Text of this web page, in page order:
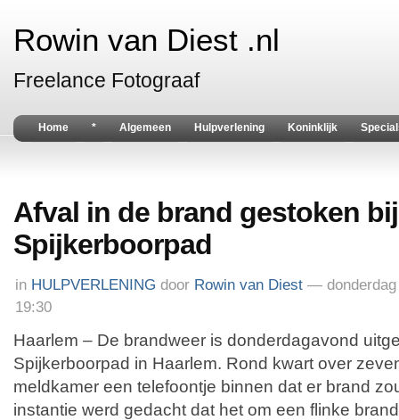
Rowin van Diest .nl
Freelance Fotograaf
Home * Algemeen Hulpverlening Koninklijk
Afval in de brand gestoken
Spijkerboorpad
in HULPVERLENING door Rowin van Diest — donderdag
19:30
Haarlem – De brandweer is donderdagavond
Spijkerboorpad in Haarlem. Rond kwart over
meldkamer een telefoontje binnen dat er brand
instantie werd gedacht dat het om een flinke